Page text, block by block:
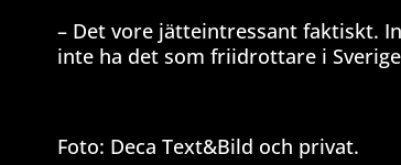
– Det vore jätteintressant faktiskt.
inte ha det som friidrottare i
Foto: Deca Text&Bild och privat.